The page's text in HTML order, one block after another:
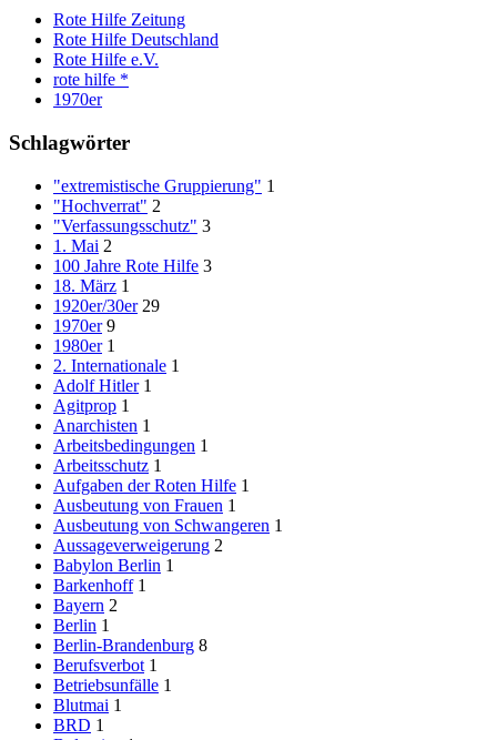
Rote Hilfe Zeitung
Rote Hilfe Deutschland
Rote Hilfe e.V.
rote hilfe *
1970er
Schlagwörter
"extremistische Gruppierung" 1
"Hochverrat" 2
"Verfassungsschutz" 3
1. Mai 2
100 Jahre Rote Hilfe 3
18. März 1
1920er/30er 29
1970er 9
1980er 1
2. Internationale 1
Adolf Hitler 1
Agitprop 1
Anarchisten 1
Arbeitsbedingungen 1
Arbeitsschutz 1
Aufgaben der Roten Hilfe 1
Ausbeutung von Frauen 1
Ausbeutung von Schwangeren 1
Aussageverweigerung 2
Babylon Berlin 1
Barkenhoff 1
Bayern 2
Berlin 1
Berlin-Brandenburg 8
Berufsverbot 1
Betriebsunfälle 1
Blutmai 1
BRD 1